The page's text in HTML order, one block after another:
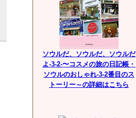
ソウルだ、ソウルだ、ソウルだ
よ-3-2-〜コスメの旅の日記帳・
ソウルのおしゃれ-3-2番目のス
トーリー～の詳細はこちら